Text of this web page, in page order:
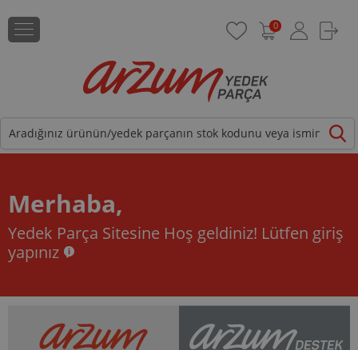
0
Merhaba,
Yedek Parça Sitesine Hoş geldiniz! Lütfen giriş
yapınız